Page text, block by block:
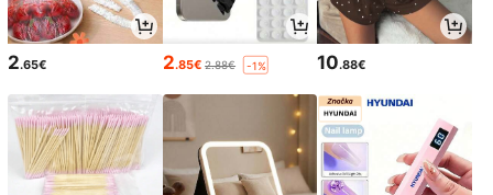
2.65€ 2.85€ 2.88€ -1% 10.88€